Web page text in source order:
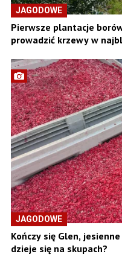
JAGODOWE
Pierwsze plantacje
prowadzić krzewy w
JAGODOWE
Kończy się Glen,
dzieje się na skupach?